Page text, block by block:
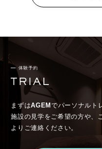
体験予約
まずはAGEM でパーソナルト
施設の見学をご希望の方や、
よりご連絡ください。